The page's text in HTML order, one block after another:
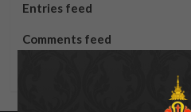
Entries feed
Comments feed